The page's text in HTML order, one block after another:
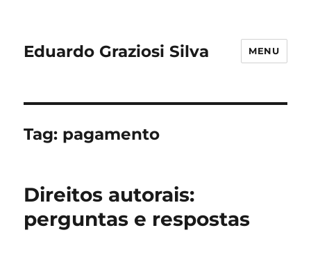
Eduardo Graziosi Silva MENU
Tag: pagamento
Direitos autorais:
perguntas e respostas